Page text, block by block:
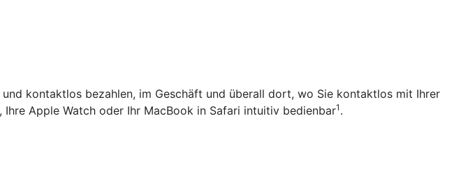
kontaktlos bezahlen, im Geschäft und überall dort, wo Sie kontaktlos mit Ihrer
Apple Watch oder Ihr MacBook in Safari intuitiv bedienbar1 .